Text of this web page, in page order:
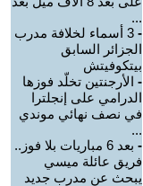
...
-
3 أسماء لخلافة مدرب
الجزائر السابق
بيتكوفيتش
- الأرجنتين تخلّد فوزها
الدرامي على إنجلترا
في نصف نهائي موندي
...
-
بعد 6 مباريات بلا فوز..
فريق عائلة ميسي
يبحث عن مدرب جديد